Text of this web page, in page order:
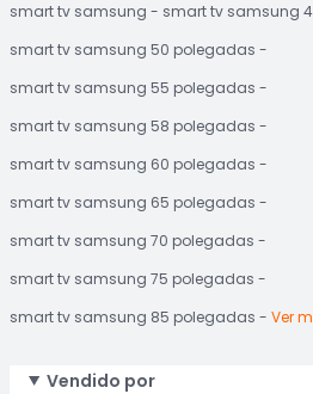
 Departamentos
Cupons
Mais Vendidos
ENTRE
CADASTRE-SE
smart tv samsung
smart tv samsung
smart tv samsung 50 polegadas
smart tv samsung 55 polegadas
smart tv samsung 58 polegadas
smart tv samsung 60 polegadas
smart tv samsung 65 polegadas
smart tv samsung 70 polegadas
smart tv samsung 75 polegadas
smart tv samsung 85 polegadas
Ver
Vendido por